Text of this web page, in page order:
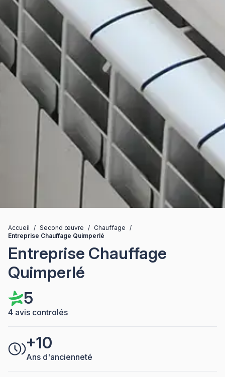
Accueil / Second œuvre / Chauffage /
Entreprise Chauffage Quimperlé
Entreprise Chauffage
Quimperlé
5
4 avis controlés
+10
Ans d'ancienneté